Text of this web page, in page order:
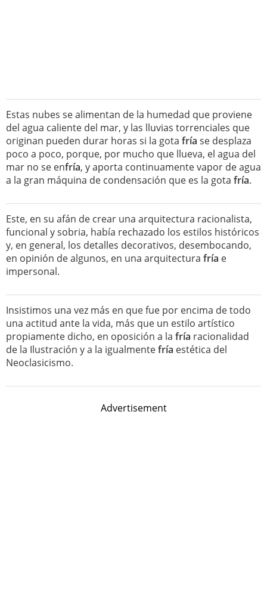
Estas nubes se alimentan de la humedad que proviene
del agua caliente del mar, y las lluvias torrenciales que
originan pueden durar horas si la gota fría se desplaza
poco a poco, porque, por mucho que llueva, el agua del
mar no se enfría, y aporta continuamente vapor de agua
a la gran máquina de condensación que es la gota fría.
Este, en su afán de crear una arquitectura racionalista,
funcional y sobria, había rechazado los estilos históricos
y, en general, los detalles decorativos, desembocando,
en opinión de algunos, en una arquitectura fría e
impersonal.
Insistimos una vez más en que fue por encima de todo
una actitud ante la vida, más que un estilo artístico
propiamente dicho, en oposición a la fría racionalidad
de la Ilustración y a la igualmentefría estética del
Neoclasicismo.
Advertisement